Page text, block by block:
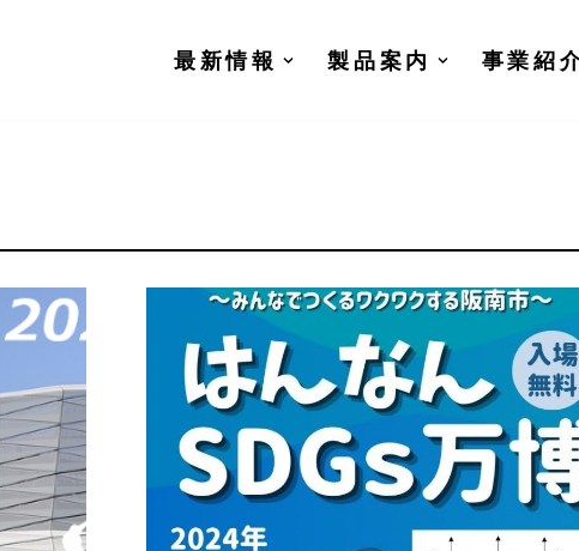
最新情報 製品案内 事業紹